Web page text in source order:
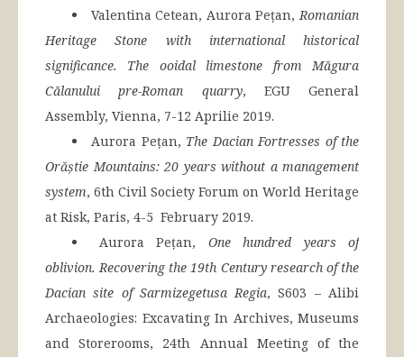
Valentina Cetean, Aurora Pețan,Romanian
Heritage Stone with international historical
significance. The ooidal limestone from Măgura
Călanului pre-Roman quarry, EGU General
Assembly, Vienna, 7-12 Aprilie 2019.
Aurora Pețan, The Dacian Fortresses of the
Orăștie Mountains: 20 years without a management
system, 6th Civil Society Forum on World Heritage
at Risk, Paris, 4-5 February 2019.
Aurora Pețan, One hundred years of
oblivion. Recovering the 19th Century research of the
Dacian site of Sarmizegetusa Regia, S603 – Alibi
Archaeologies: Excavating In Archives, Museums
and Storerooms, 24th Annual Meeting of the